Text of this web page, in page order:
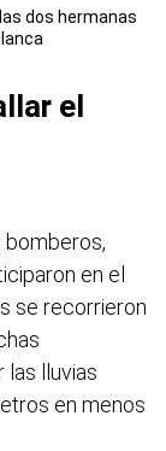
dos hermanas
el
bomberos,
en el
se recorrieron
las lluvias
en menos